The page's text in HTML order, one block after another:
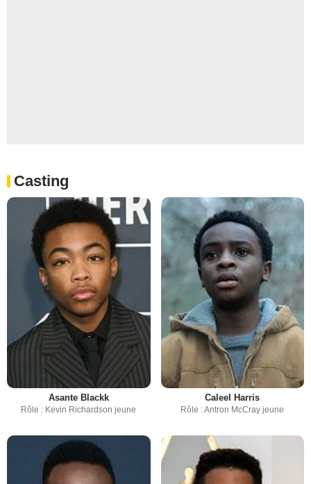
Casting
Asante Blackk
Rôle : Kevin Richardson jeune
Caleel Harris
Rôle : Antron McCray jeune